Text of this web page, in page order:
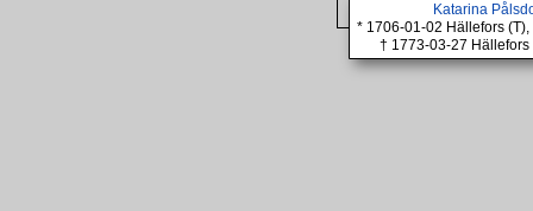
Katarina
* 1706-01-02 Hällefors
† 1773-03-27 Hällefors